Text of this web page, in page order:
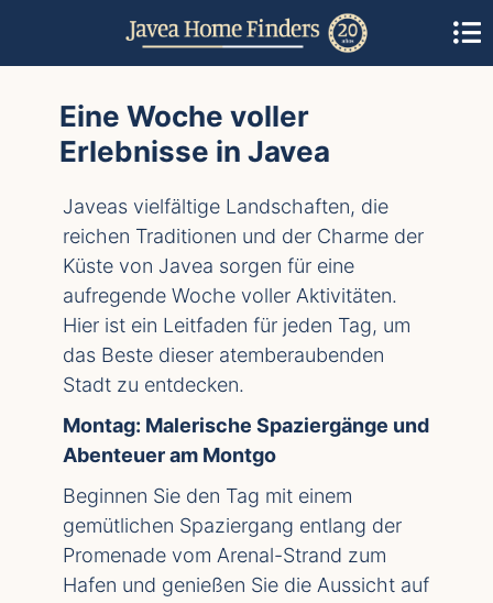
Eine Woche voller
Erlebnisse in Javea
Javeas vielfältige Landschaften, die
reichen Traditionen und der Charme der
Küste von Javea sorgen für eine
aufregende Woche voller Aktivitäten.
Hier ist ein Leitfaden für jeden Tag, um
das Beste dieser atemberaubenden
Stadt zu entdecken.
Montag: Malerische Spaziergänge und
Abenteuer am Montgo
Beginnen Sie den Tag mit einem
gemütlichen Spaziergang entlang der
Promenade vom Arenal-Strand zum
Hafen und genießen Sie die Aussicht auf